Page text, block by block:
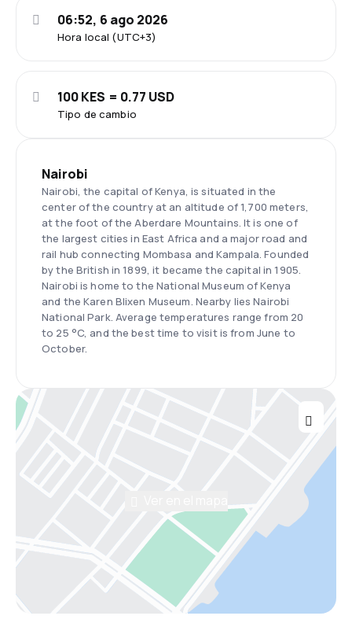
Hora local (UTC+3)
06:52, 6 ago 2026
Tipo de cambio
100 KES = 0.77 USD
Nairobi
Nairobi, the capital of Kenya, is situated in the
center of the country at an altitude of 1,700 meters,
at the foot of the Aberdare Mountains. It is one of
the largest cities in East Africa and a major road and
rail hub connecting Mombasa and Kampala. Founded
by the British in 1899, it became the capital in 1905.
Nairobi is home to the National Museum of Kenya
and the Karen Blixen Museum. Nearby lies Nairobi
National Park. Average temperatures range from 20
to 25 °C, and the best time to visit is from June to
October.